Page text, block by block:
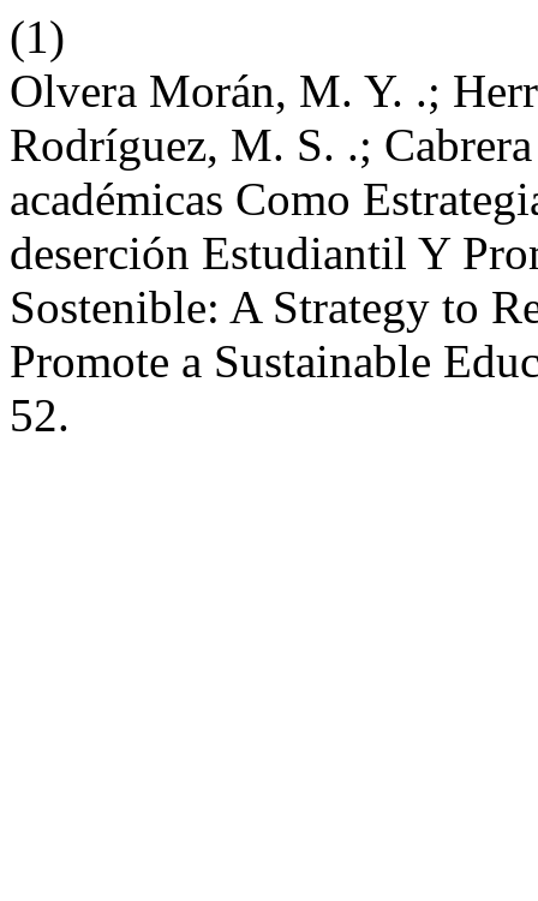
(1)
Olvera Morán, M. Y. .;
Rodríguez, M. S. .;
académicas Como
deserción Estudiantil Y
Sostenible: A Strategy to
Promote a Sustainable
52.